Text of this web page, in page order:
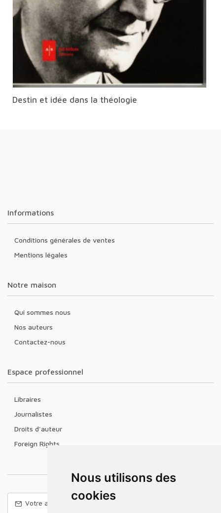
Nous utilisons des
cookies
Destin et idée dans la théologie
Informations
Conditions générales de ventes
Mentions légales
Notre maison
Qui sommes nous
Nos auteurs
Contactez-nous
Espace professionnel
Libraires
Journalistes
Droits d'auteur
Foreign Rights